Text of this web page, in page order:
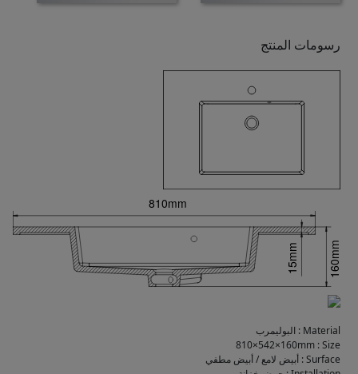
رسومات المنتج
Material
: البوليمرب
Size
:
810×542×160mm
Surface
: أبيض لامع / أبيض مطفي